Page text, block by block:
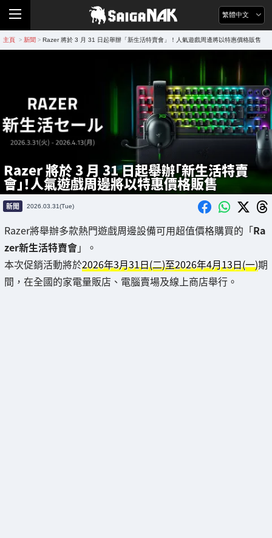
繁體中文
主頁 > 新聞 > Razer 將於 3 月 31 日起舉辦「新生活特賣會」！人氣遊戲周邊將以特惠價格販售
Razer 將於 3 月 31 日起舉辦「新生活特賣
會」！人氣遊戲周邊將以特惠價格販售
新聞 2026.03.31(Tue)
Razer將舉辦多款熱門遊戲周邊設備可用超值價格購買的「Ra
zer新生活特賣會」。
本次促銷活動將於2026年3月31日(二)至2026年4月13日(一)期
間，在全國的家電量販店、電腦賣場及線上商店舉行。